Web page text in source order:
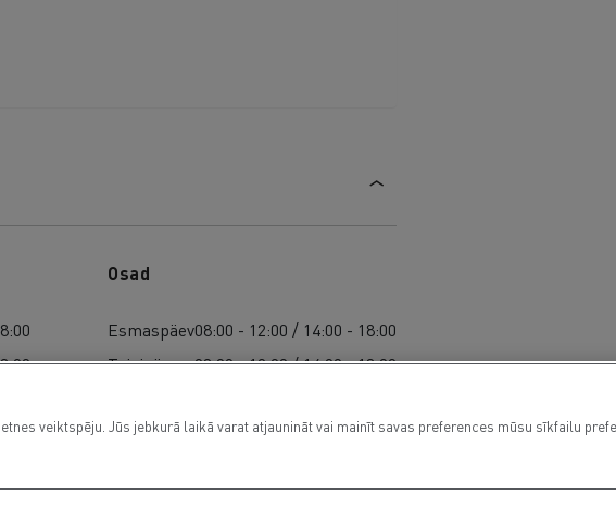
Osad
Esmaspäev08:00 - 12:00 / 14:00 - 18:00
Teisipäev
08:00 - 12:00 / 14:00 - 18:00
Neljapäev
08:00 - 12:00 / 14:00 - 18:00
veiktspēju. Jūs jebkurā laikā varat atjaunināt vai mainīt savas preferences mūsu sīkfailu